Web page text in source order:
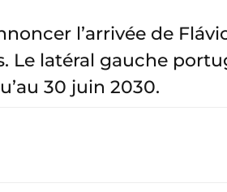
l’arrivée de
Le latéral gauche
30 juin 2030.